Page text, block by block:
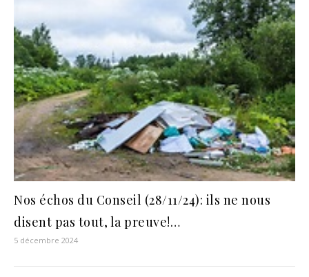
Nos échos du Conseil (28/11/24): ils ne nous
disent pas tout, la preuve!…
5 décembre 2024